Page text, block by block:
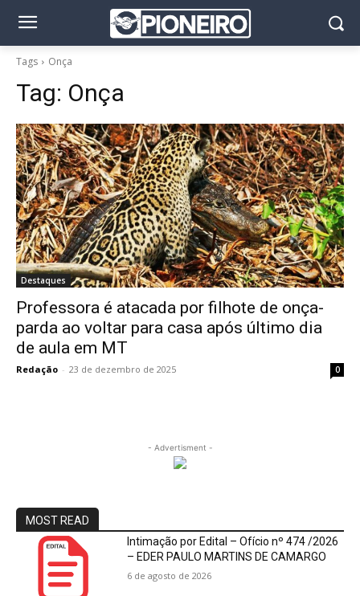
Tags Onça
Tag: Onça
Destaques
Professora é atacada por filhote de onça-
parda ao voltar para casa após último dia
de aula em MT
Redação - 23 de dezembro de 2025 0
- Advertisment -
MOST READ
Intimação por Edital – Ofício nº 474 /2026
– EDER PAULO MARTINS DE CAMARGO
6 de agosto de 2026